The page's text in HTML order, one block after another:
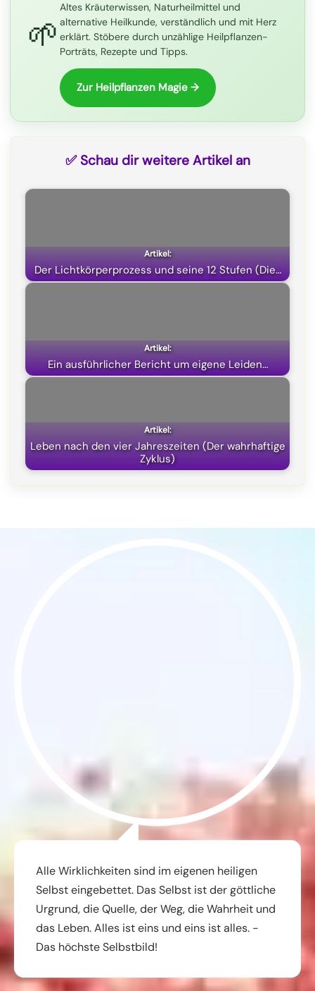
b
o
o
g
a
s
A
p
i
)
🌱
Altes Kräuterwissen, Naturheilmittel und
alternative Heilkunde, verständlich und mit Herz
erklärt. Stöbere durch unzählige Heilpflanzen-
Porträts, Rezepte und Tipps.
Zur Heilpflanzen Magie →
✅ Schau dir weitere Artikel an
Der Lichtkörperprozess und seine 12 Stufen (Die…
Ein ausführlicher Bericht um eigene Leiden…
Leben nach den vier Jahreszeiten (Der wahrhaftige
Zyklus)
Alle Wirklichkeiten sind im eigenen heiligen
Selbst eingebettet. Das Selbst ist der göttliche
Urgrund, die Quelle, der Weg, die Wahrheit und
das Leben. Alles ist eins und eins ist alles. -
Das höchste Selbstbild!